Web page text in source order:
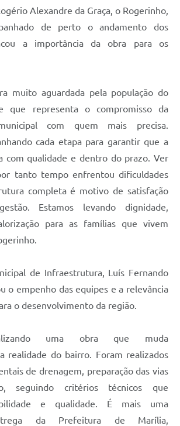
Alexandre da Graça, o Rogerinho,
de perto o andamento dos
a importância da obra para os
muito aguardada pela população do
que representa o compromisso da
com quem mais precisa.
cada etapa para garantir que a
com qualidade e dentro do prazo. Ver
tanto tempo enfrentou dificuldades
completa é motivo de satisfação
Estamos levando dignidade,
para as famílias que vivem
de Infraestrutura, Luís Fernando
o empenho das equipes e a relevância
o desenvolvimento da região.
uma obra que muda
realidade do bairro. Foram realizados
de drenagem, preparação das vias
seguindo critérios técnicos que
e qualidade. É mais uma
da Prefeitura de Marília,